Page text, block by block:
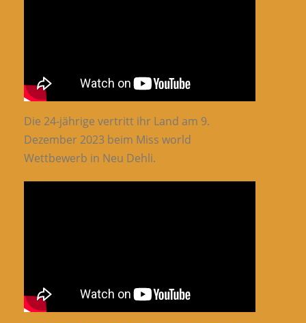
Die 24-jährige vertritt ihr Land am 9.
Dezember 2023 beim Miss world
Wettbewerb in Neu Dehli.